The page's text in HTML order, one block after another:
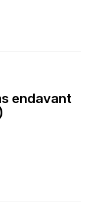
endavant